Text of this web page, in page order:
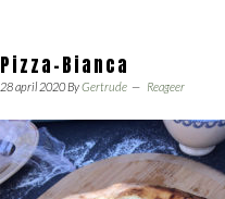
Pizza-Bianca
28 april 2020ByGertrude Reageer